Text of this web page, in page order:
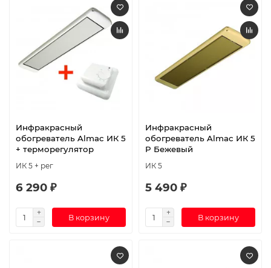
Инфракрасный
обогреватель Almac ИК 5
+ терморегулятор
ИК 5 + рег
6 290 ₽
В корзину
Инфракрасный
обогреватель Almac ИК 5
P Бежевый
ИК 5
5 490 ₽
В корзину